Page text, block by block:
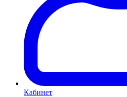
Кабинет